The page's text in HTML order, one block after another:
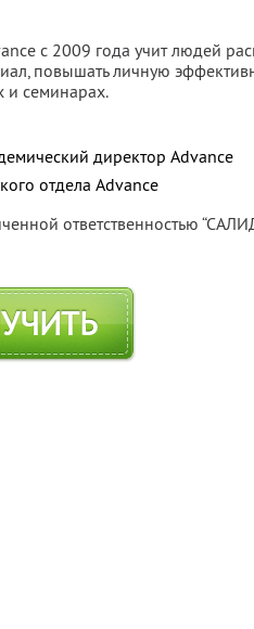
с 2009 года учит людей
повышать личную
и семинарах.
директор Advance
отдела Advance
ответственностью